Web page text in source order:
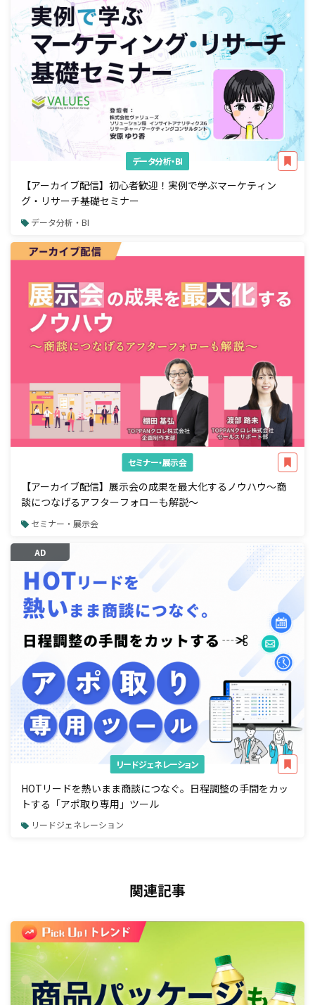
データ分析・BI
【アーカイブ配信】初心者歓迎！実例で学ぶマーケティン
グ・リサーチ基礎セミナー
データ分析・BI
セミナー・展示会
【アーカイブ配信】展示会の成果を最大化するノウハウ～商
談につなげるアフターフォローも解説～
セミナー・展示会
AD
リードジェネレーション
HOTリードを熱いまま商談につなぐ。日程調整の手間をカッ
トする「アポ取り専用」ツール
リードジェネレーション
関連記事